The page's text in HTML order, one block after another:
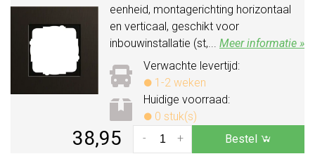
eenheid, montagerichting horizontaal
en verticaal, geschikt voor
inbouwinstallatie (st,... Meer informatie »
Verwachte levertijd:
1-2 weken
Huidige voorraad:
0 stuk(s)
38,95 +
- Bestel